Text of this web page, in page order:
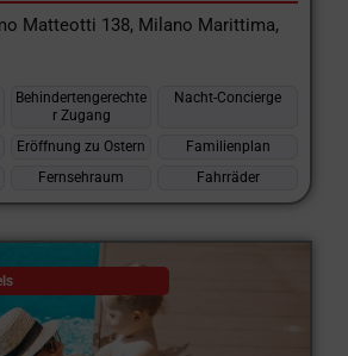
Matteotti 138, Milano Marittima,
Behindertengerechte
r Zugang
Nacht-Concierge
Eröffnung zu Ostern
Familienplan
Fernsehraum Fahrräder